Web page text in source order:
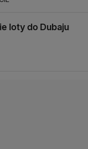
loty do Dubaju